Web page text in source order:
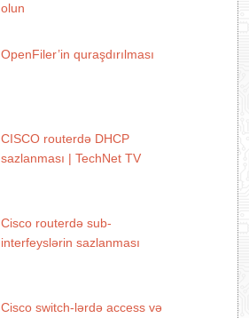
olun
OpenFiler’in quraşdırılması
CISCO routerdə DHCP
sazlanması | TechNet TV
Cisco routerdə sub-
interfeyslərin sazlanması
Cisco switch-lərdə access və